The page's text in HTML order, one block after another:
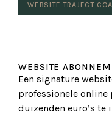
WEBSITE TRAJECT
WEBSITE
Een signature
professionele
duizenden euro’s te